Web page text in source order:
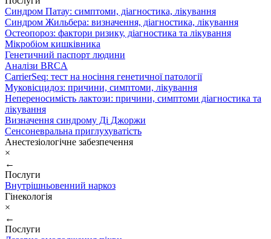
Синдром Патау: симптоми, дiагностика, лiкування
Синдром Жильбера: визначення, діагностика, лікування
Остеопороз: фактори ризику, діагностика та лікування
Мікробіом кишківника
Генетичний паспорт людини
Аналізи BRCA
CarrierSeq: тест на носіння генетичної патології
Муковісцидоз: причини, симптоми, лікування
Непереносимість лактози: причини, симптоми діагностика та
лікування
Визначення синдрому Ді Джоржи
Сенсоневральна приглухуватість
Анестезіологічне забезпечення
×
←
Послуги
Внутрішньовенний наркоз
Гінекологія
×
←
Послуги